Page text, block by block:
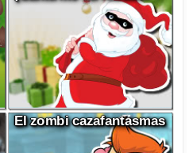
El zombi cazafantasmas